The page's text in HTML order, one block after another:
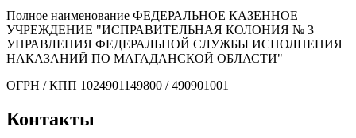
Полное наименование ФЕДЕРАЛЬНОЕ КАЗЕННОЕ
УЧРЕЖДЕНИЕ "ИСПРАВИТЕЛЬНАЯ КОЛОНИЯ № 3
УПРАВЛЕНИЯ ФЕДЕРАЛЬНОЙ СЛУЖБЫ ИСПОЛНЕНИЯ
НАКАЗАНИЙ ПО МАГАДАНСКОЙ ОБЛАСТИ"
ОГРН / КПП 1024901149800 / 490901001
Контакты